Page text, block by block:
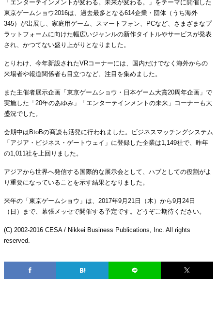
「エンターテインメントが変わる。未来が変わる。」をテーマに開催した
東京ゲームショウ2016は、過去最多となる614企業・団体（うち海外
345）が出展し、家庭用ゲーム、スマートフォン、PCなど、さまざまなプ
ラットフォームに向けた幅広いジャンルの新作タイトルやサービスが発表
され、かつてない盛り上がりとなりました。
とりわけ、今年新設されたVRコーナーには、国内だけでなく海外からの
来場者や報道関係者も目立つなど、注目を集めました。
また主催者展示企画「東京ゲームショウ・日本ゲーム大賞20周年企画」で
実施した「20年のあゆみ」「エンターテインメントの未来」コーナーも大
盛況でした。
会期中はBtoBの商談も活発に行われました。ビジネスマッチングシステム
「アジア・ビジネス・ゲートウェイ」に登録した企業は1,149社で、昨年
の1,011社を上回りました。
アジアから世界へ発信する国際的な展示会として、ハブとしての役割がよ
り重要になっていることを示す結果となりました。
来年の「東京ゲームショウ」は、2017年9月21日（木）から9月24日
（日）まで、幕張メッセで開催する予定です。どうぞご期待ください。
(C) 2002-2016 CESA / Nikkei Business Publications, Inc. All rights
reserved.